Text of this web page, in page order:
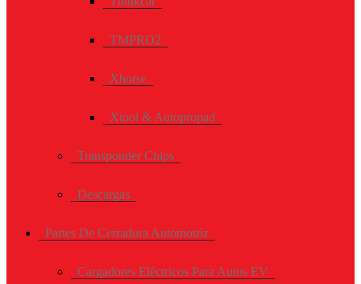
TMPRO2
Xhorse
Xtool & Autopropad
Transponder Chips
Descargas
Partes De Cerradura Automotriz
Cargadores Eléctricos Para Autos EV